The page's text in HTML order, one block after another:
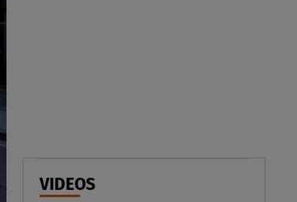
07.08.26 , 09:23
VIDEOS